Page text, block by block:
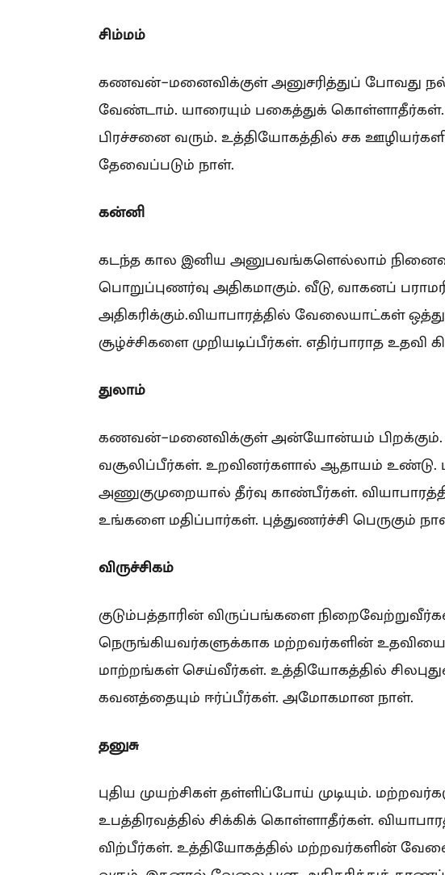
சிம்மம்
கணவன்-மனைவிக்குள் அனுசரித்துப் போவது
வேண்டாம். யாரையும் பகைத்துக்
பிரச்சனை வரும். உத்தியோகத்தில் சக
தேவைப்படும் நாள்.
கன்னி
கடந்த கால இனிய அனுபவங்களெல்லாம்
பொறுப்புணர்வு அதிகமாகும். வீடு, வாகனப்
அதிகரிக்கும்.வியாபாரத்தில் வேலையாட்கள்
சூழ்ச்சிகளை முறியடிப்பீர்கள். எதிர்பாராத உதவி
துலாம்
கணவன்-மனைவிக்குள் அன்யோன்யம்
வசூலிப்பீர்கள். உறவினர்களால் ஆதாயம் உண்டு.
அணுகுமுறையால் தீர்வு காண்பீர்கள்.
உங்களை மதிப்பார்கள். புத்துணர்ச்சி பெருகும்
விருச்சிகம்
குடும்பத்தாரின் விருப்பங்களை
நெருங்கியவர்களுக்காக மற்றவர்களின் உதவியை
மாற்றங்கள் செய்வீர்கள். உத்தியோகத்தில்
கவனத்தையும் ஈர்ப்பீர்கள். அமோகமான நாள்.
தனுசு
புதிய முயற்சிகள் தள்ளிப்போய் முடியும்.
உபத்திரவத்தில் சிக்கிக் கொள்ளாதீர்கள்.
விற்பீர்கள். உத்தியோகத்தில் மற்றவர்களின்